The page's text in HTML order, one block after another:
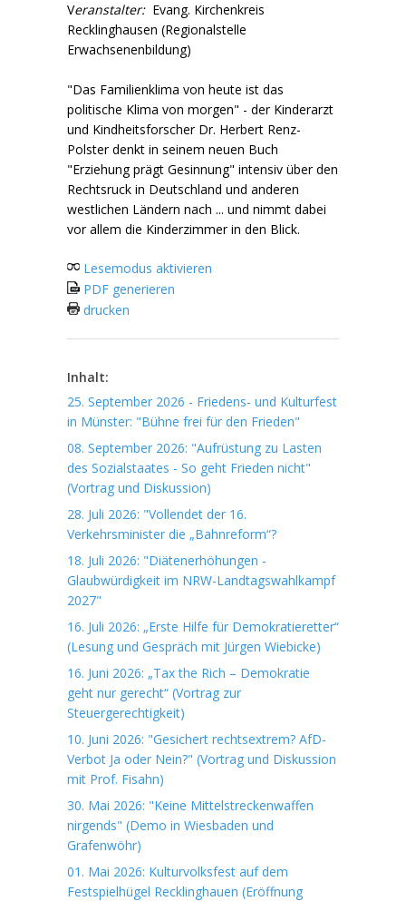
Veranstalter: Evang. Kirchenkreis
Recklinghausen (Regionalstelle
Erwachsenenbildung)
"Das Familienklima von heute ist das
politische Klima von morgen" - der Kinderarzt
und Kindheitsforscher Dr. Herbert Renz-
Polster denkt in seinem neuen Buch
"Erziehung prägt Gesinnung" intensiv über den
Rechtsruck in Deutschland und anderen
westlichen Ländern nach ... und nimmt dabei
vor allem die Kinderzimmer in den Blick.
Lesemodus aktivieren
PDF generieren
drucken
Inhalt:
25. September 2026 - Friedens- und Kulturfest
in Münster: "Bühne frei für den Frieden"
08. September 2026: "Aufrüstung zu Lasten
des Sozialstaates - So geht Frieden nicht"
(Vortrag und Diskussion)
28. Juli 2026: "Vollendet der 16.
Verkehrsminister die „Bahnreform“?
18. Juli 2026: "Diätenerhöhungen -
Glaubwürdigkeit im NRW-Landtagswahlkampf
2027"
16. Juli 2026: „Erste Hilfe für Demokratieretter“
(Lesung und Gespräch mit Jürgen Wiebicke)
16. Juni 2026: „Tax the Rich – Demokratie
geht nur gerecht“ (Vortrag zur
Steuergerechtigkeit)
10. Juni 2026: "Gesichert rechtsextrem? AfD-
Verbot Ja oder Nein?" (Vortrag und Diskussion
mit Prof. Fisahn)
30. Mai 2026: "Keine Mittelstreckenwaffen
nirgends" (Demo in Wiesbaden und
Grafenwöhr)
01. Mai 2026: Kulturvolksfest auf dem
Festspielhügel Recklinghauen (Eröffnung